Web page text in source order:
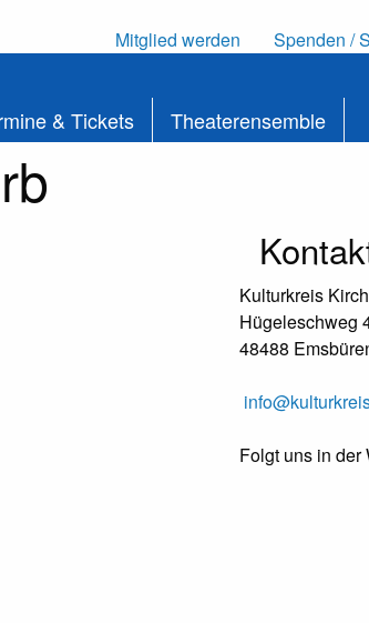
Mitglied werden Spenden /
& Tickets Theaterensemble
Kulturkreis
Hügeleschweg
48488
Folgt uns in der